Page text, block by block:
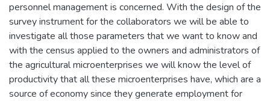
personnel management is concerned. With the design of the
survey instrument for the collaborators we will be able to
investigate all those parameters that we want to know and
with the census applied to the owners and administrators of
the agricultural microenterprises we will know the level of
productivity that all these microenterprises have, which are a
source of economy since they generate employment for